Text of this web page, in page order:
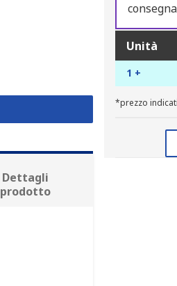
Unità
1 +
*prezzo
Dettagli
prodotto